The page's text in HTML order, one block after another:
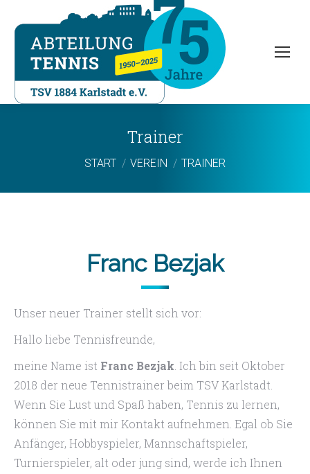
Trainer
Sie befinden sich hier:
START VEREIN TRAINER
Franc Bezjak
Unser neuer Trainer stellt sich vor:
Hallo liebe Tennisfreunde,
meine Name ist Franc Bezjak . Ich bin seit Oktober
2018 der neue Tennistrainer beim TSV Karlstadt.
Wenn Sie Lust und Spaß haben, Tennis zu lernen,
können Sie mit mir Kontakt aufnehmen. Egal ob Sie
Anfänger, Hobbyspieler, Mannschaftspieler,
Turnierspieler, alt oder jung sind, werde ich Ihnen